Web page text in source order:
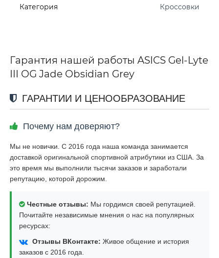
Категория Кроссовки
Гарантия нашей работы ASICS Gel-Lyte
III OG Jade Obsidian Grey
ГАРАНТИИ И ЦЕНООБРАЗОВАНИЕ
Почему нам доверяют?
Мы не новички. С 2016 года наша команда занимается
доставкой оригинальной спортивной атрибутики из США. За
это время мы выполнили тысячи заказов и заработали
репутацию, которой дорожим.
Честные отзывы: Мы гордимся своей репутацией.
Почитайте независимые мнения о нас на популярных
ресурсах:
Отзывы ВКонтакте: Живое общение и история
заказов с 2016 года.